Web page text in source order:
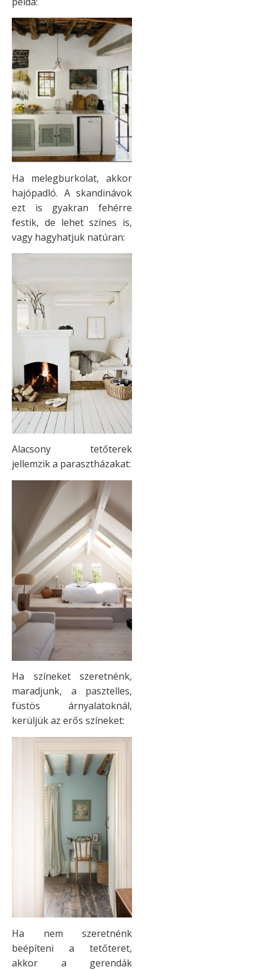
Ha melegburkolat, akkor
hajópadló. A skandinávok
ezt is gyakran fehérre
festik, de lehet színes is,
vagy hagyhatjuk natúran:
Alacsony tetőterek
jellemzik a parasztházakat:
Ha színeket szeretnénk,
maradjunk, a pasztelles,
füstös árnyalatoknál,
kerüljük az erős színeket:
Ha nem szeretnénk
beépíteni a tetőteret,
akkor a gerendák